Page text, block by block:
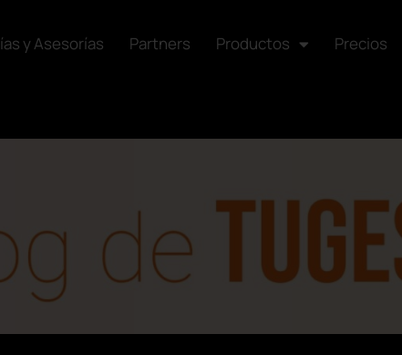
y Asesorías Partners Productos Precios